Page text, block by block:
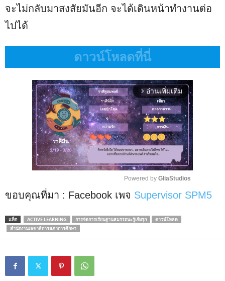
จะไม่กลับมาสงสัยมันอีก จะได้เดินหน้าทำงานต่อ
ไปได้
ดาวน์โหลดที่นี่
arrow_forward_ios อ่านเพิ่มเติม
M
t
Powered by GliaStudios
ขอบคุณที่มา : Facebook เพจ Supervisor SPM5
แท็ก ACTIVE LEARNING การจัดการเรียนฐานสมรรถนะรู้เชิงรุก
ดาวน์โหลด
สำนักงานเลขาธิการสภาการศึกษา